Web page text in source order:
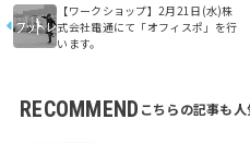
【ワークショップ】2月21日(水)株
式会社電通にて「オフィスポ」を行
います。
RECOMMEND